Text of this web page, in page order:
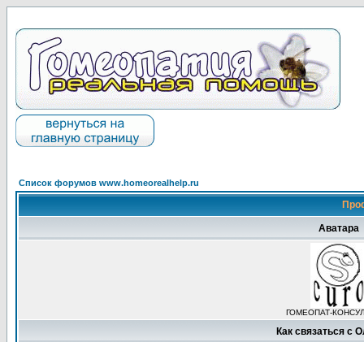
Список форумов www.homeorealhelp.ru
Аватара
ГОМЕОПАТ-
Как связаться с